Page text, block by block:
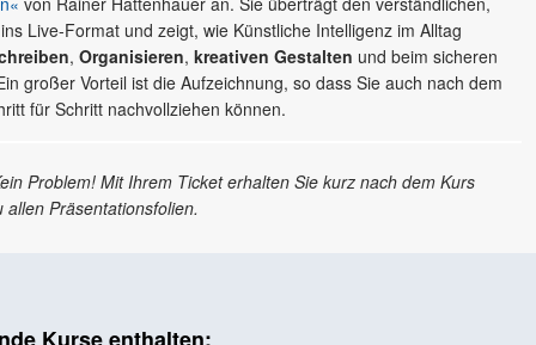
Live-Format und zeigt, wie Künstliche Intelligenz im Alltag
, Organisieren, kreativen Gestalten und beim sicheren
großer Vorteil ist die Aufzeichnung, so dass Sie auch nach dem
für Schritt nachvollziehen können.
Problem! Mit Ihrem Ticket erhalten Sie kurz nach dem Kurs
Präsentationsfolien.